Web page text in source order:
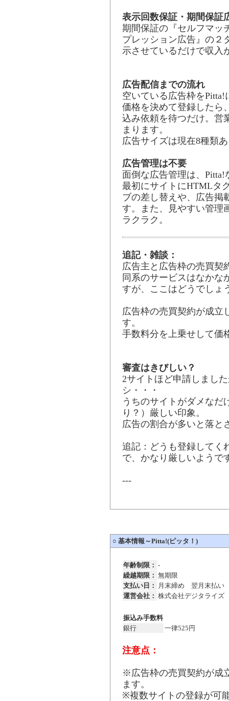
表示回数保証・期間保証
期間保証の『セルフマッ
プレッション広告』の２
示させているだけで収入
広告配信までの流れ
空いている広告枠をPitta!
価格を決めて登録したら
込み依頼を待つだけ。営
まります。
広告サイズは現在8種類
広告管理は不要
面倒な広告管理は、
最初にサイトにHTMLタ
ブの差し替えや、広告掲
す。また、見やすい管理
ラクラク。
追記・雑談：
広告主と広告枠の売買契
同系のサービスはなかな
すが、ここはどうでしょ
広告枠の売買契約が成立
す。
手数料分を上乗せして価
審査はきびしい？
2サイトほど申請しまし
シ・・・
うちのサイトがダメなだ
り？）厳しい印象。
広告の割合が多いと落と
追記：どうも登録してく
で、かなり厳しいようで
---
○ 基本情報～Pitta!(ピッタ！)
年齢制限： -
繰越期限： 無期限
支払い日：
月末締め 翌月末払
運営会社： 株式会社デジタライズ
振込み手数料
銀行
一律525円
注意点：
※広告枠の売買契約が成
ます。
※複数サイトの登録が可